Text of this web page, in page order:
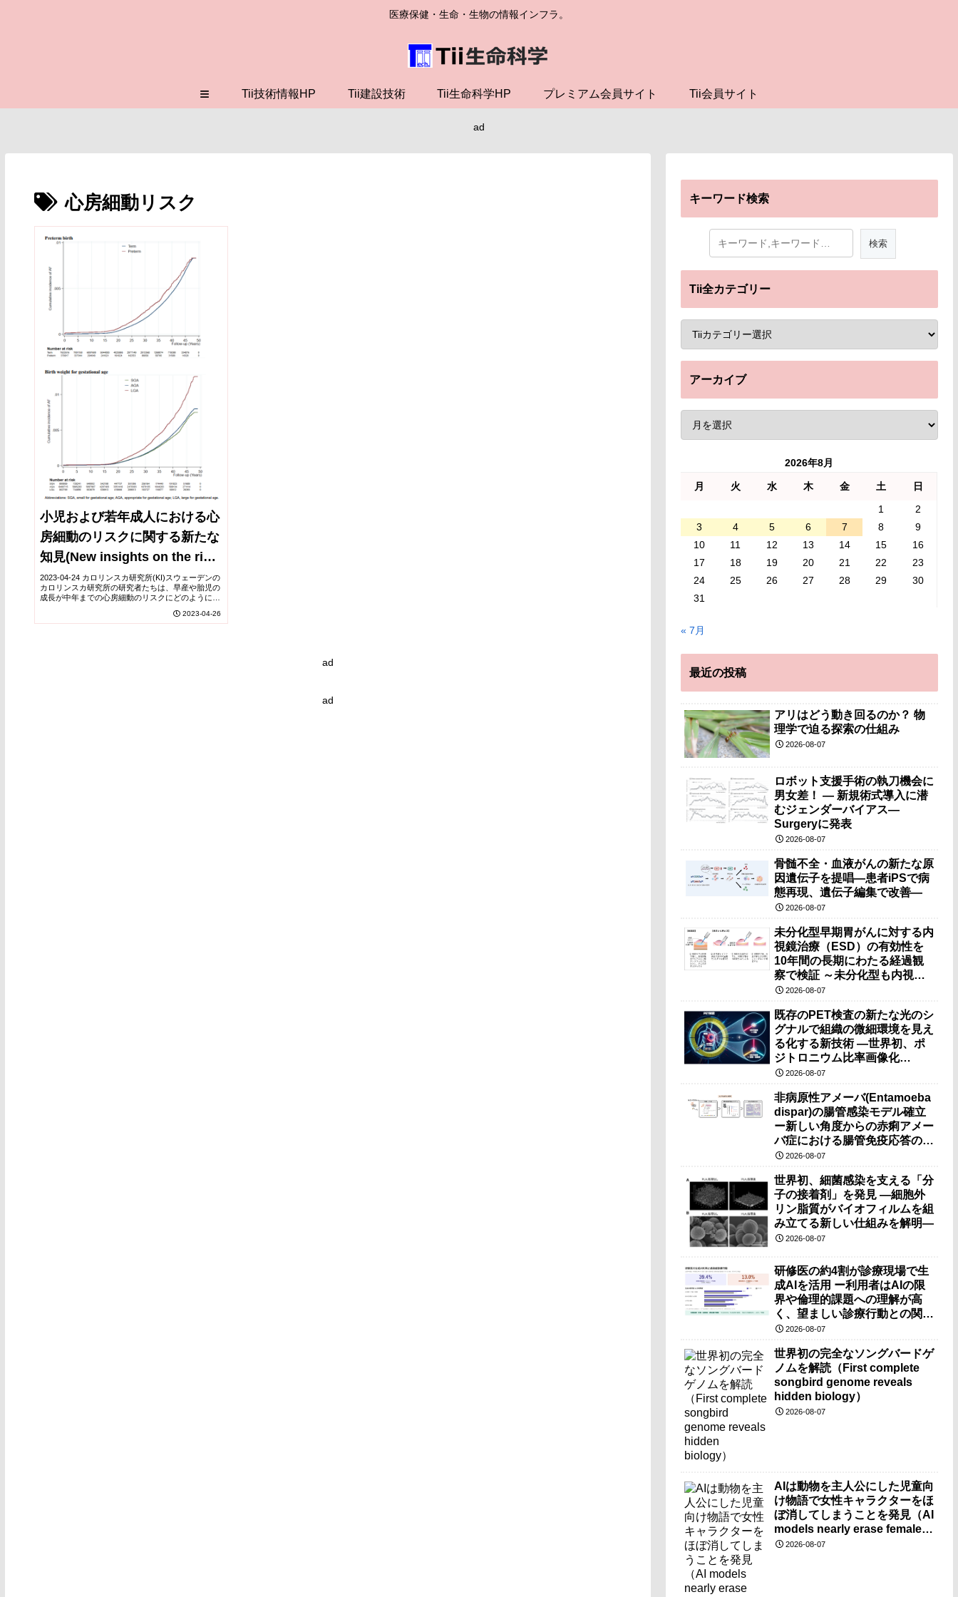
医療保健・生命・生物の情報インフラ。
≡ Tii技術情報HP Tii建設技術 Tii生命科学HP プレミアム会員サイト Tii会員サイト
ad
心房細動リスク
小児および若年成人における心
房細動のリスクに関する新たな
知見(New insights on the risk
for atrial fibrillation in
children and young adults)
2023-04-24 カロリンスカ研究所(KI)スウェーデンの
カロリンスカ研究所の研究者たちは、早産や胎児の
成長が中年までの心房細動のリスクにどのように関
2023-04-26
ad
ad
キーワード検索
Tii全カテゴリー
アーカイブ
2026年8月
月 火 水 木 金 土
日
1
2
3
4 5 6 7 8
9
10
11 12 13 14 15
16
17
18 19 20 21 22
23
24
25 26 27 28 29
30
31
« 7月
最近の投稿
アリはどう動き回るのか？ 物
理学で迫る探索の仕組み
2026-08-07
ロボット支援手術の執刀機会に
男女差！ — 新規術式導入に潜
むジェンダーバイアス—
Surgeryに発表
2026-08-07
骨髄不全・血液がんの新たな原
因遺伝子を提唱―患者iPSで病
態再現、遺伝子編集で改善―
2026-08-07
未分化型早期胃がんに対する内
視鏡治療（ESD）の有効性を
10年間の長期にわたる経過観
察で検証 ～未分化型も内視鏡
治療で胃の温存が可能～
2026-08-07
既存のPET検査の新たな光のシ
グナルで組織の微細環境を見え
る化する新技術 ―世界初、ポ
ジトロニウム比率画像化
（PRI）の原理検証に成功―
2026-08-07
非病原性アメーバ(Entamoeba
dispar)の腸管感染モデル確立
ー新しい角度からの赤痢アメー
バ症における腸管免疫応答の理
解に期待ー
2026-08-07
世界初、細菌感染を支える「分
子の接着剤」を発見 ―細胞外
リン脂質がバイオフィルムを組
み立てる新しい仕組みを解明―
2026-08-07
研修医の約4割が診療現場で生
成AIを活用 ー利用者はAIの限
界や倫理的課題への理解が高
く、望ましい診療行動との関連
も確認ー
2026-08-07
世界初の完全なソングバードゲ
ノムを解読（First complete
songbird genome reveals
hidden biology）
2026-08-07
AIは動物を主人公にした児童向
け物語で女性キャラクターをほ
ぼ消してしまうことを発見（AI
models nearly erase female
characters when they write
2026-08-07